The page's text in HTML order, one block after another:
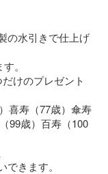
の水引きで仕上げ
。
けのプレゼント
喜寿（77歳）傘寿
99歳）百寿（100
きます。